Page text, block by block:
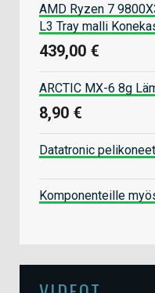
AMD Ryzen 7
L3 Tray malli
439,00 €
ARCTIC MX-6 8g
8,90 €
Datatronic pelikoneet
Komponenteille